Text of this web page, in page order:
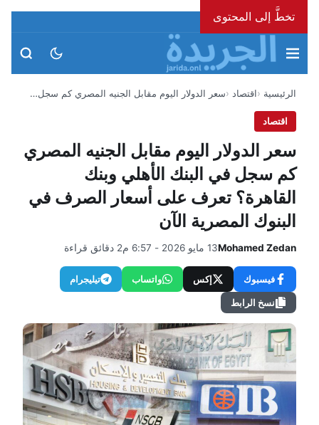
تخطَّ إلى المحتوى
الأحد، 9 أغسطس 2026
الرئيسية اقتصاد سعر الدولار اليوم مقابل الجنيه المصري كم سجل…
اقتصاد
سعر الدولار اليوم مقابل الجنيه المصري
كم سجل في البنك الأهلي وبنك
القاهرة؟ تعرف على أسعار الصرف في
البنوك المصرية الآن
Mohamed Zedan13 مايو 2026 - 6:57 م 2 دقائق قراءة
فيسبوك إكس واتساب تيليجرام
نسخ الرابط